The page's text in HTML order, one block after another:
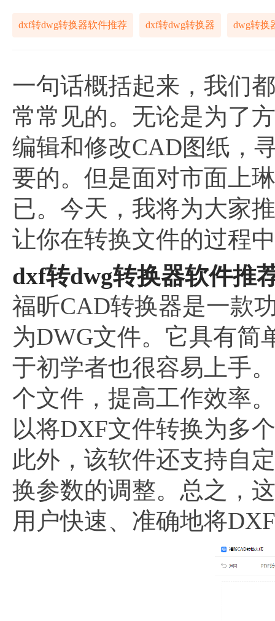
dxf转dwg转换器软件推荐 dxf转dwg转换器 dwg转换
一句话概括起来，我们
常常见的。无论是为了
编辑和修改CAD图纸，
要的。但是面对市面上
已。今天，我将为大家
让你在转换文件的过程
dxf转dwg转换器软件推
福昕CAD转换器是一款
为DWG文件。它具有简
于初学者也很容易上手
个文件，提高工作效率
以将DXF文件转换为多
此外，该软件还支持自
换参数的调整。总之，
用户快速、准确地将